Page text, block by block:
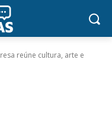
reúne cultura, arte e